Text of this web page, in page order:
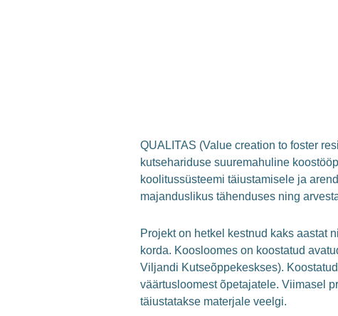
QUALITAS (Value creation to foster
kutsehariduse suuremahuline
koolitussüsteemi täiustamisele ja
majanduslikus tähenduses ning
Projekt on hetkel kestnud kaks aastat
korda. Koosloomes on koostatud
Viljandi Kutseõppekeskses).
väärtusloomest õpetajatele. Viimasel
täiustatakse materjale veelgi.